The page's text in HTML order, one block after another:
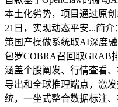
本土化劣势，项目通过原
21日，实现动态平安...简介
策国产操做系统取AI深度
包罗COBRA召回取GRAB
涵盖个股阐发、行情查看
导出和全球推理端点，激
统，一坐式整合数据标注